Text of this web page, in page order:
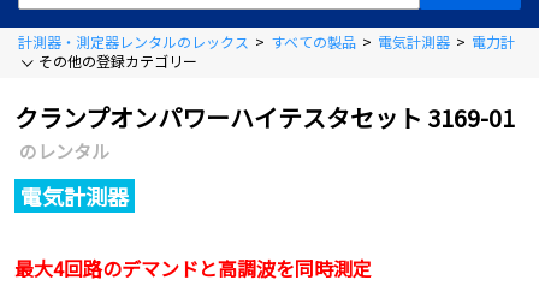
計測器・測定器レンタルのレックス > すべての製品 > 電気計測器 > 電力計
その他の登録カテゴリー
クランプオンパワーハイテスタセット 3169-01
のレンタル
電気計測器
最大4回路のデマンドと高調波を同時測定